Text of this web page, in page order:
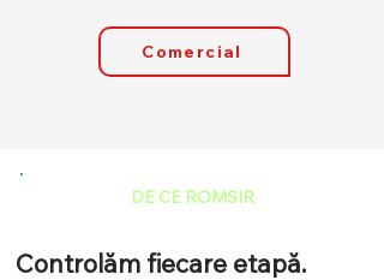
Comercial
DE CE ROMSIR
Controlăm fiecare etapă.